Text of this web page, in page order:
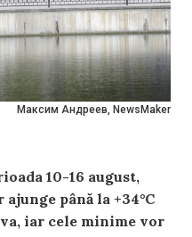
Максим Андреев, NewsMaker
10-16 august,
până la +34°C
iar cele minime vor